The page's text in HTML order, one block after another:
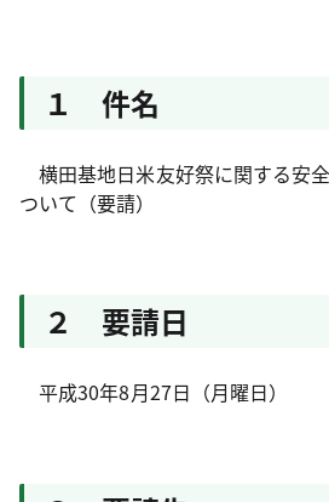
１ 件名
横田基地日米友好祭に関する安
ついて（要請）
２ 要請日
平成30年8月27日（月曜日）